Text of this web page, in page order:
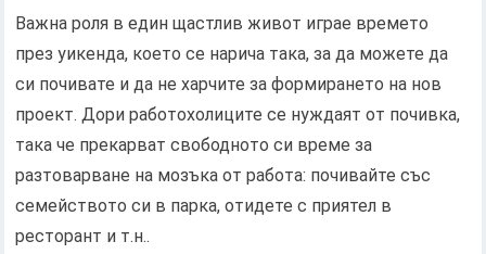
Важна роля в един щастлив живот играе времето
през уикенда, което се нарича така, за да можете да
си почивате и да не харчите за формирането на нов
проект. Дори работохолиците се нуждаят от почивка,
така че прекарват свободното си време за
разтоварване на мозъка от работа: почивайте със
семейството си в парка, отидете с приятел в
ресторант и т.н..